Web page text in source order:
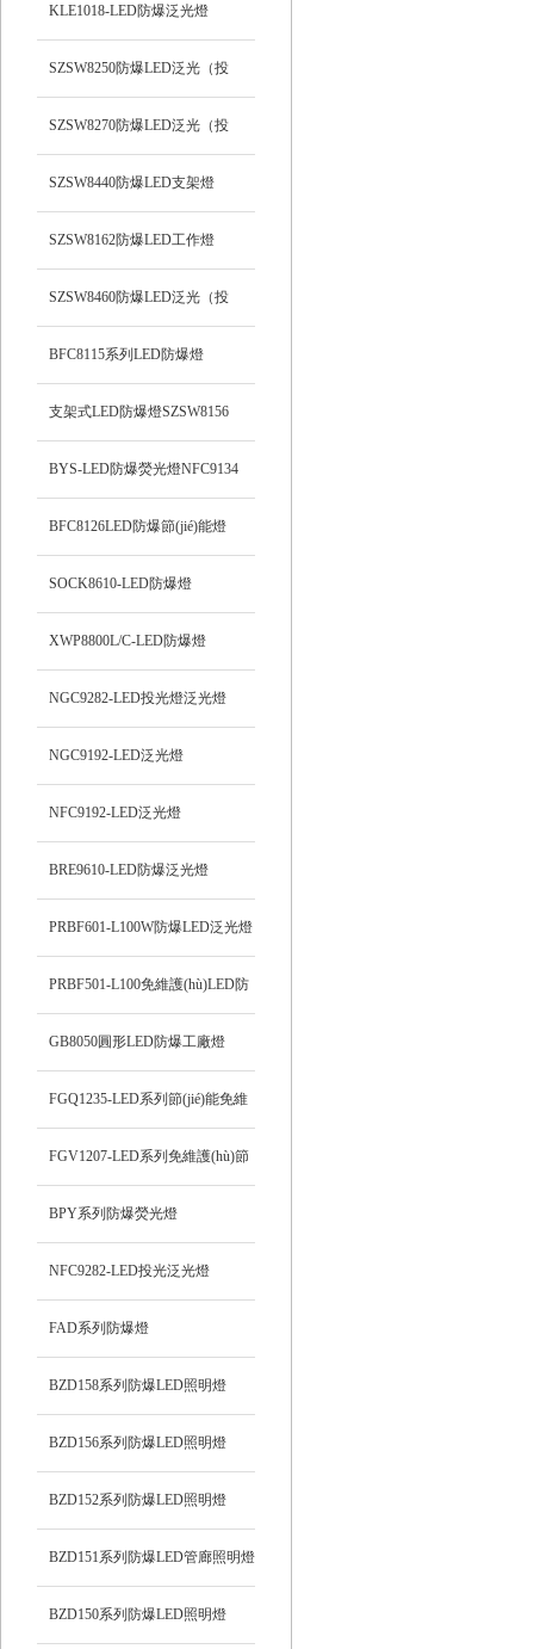
支架式
KLE1018-LED防爆泛光燈
SZSW8250防爆LED泛光（投
光）工作燈
SZSW8270防爆LED泛光（投
光）燈
SZSW8440防爆LED支架燈
SZSW8162防爆LED工作燈
SZSW8460防爆LED泛光（投
光）工作燈
BFC8115系列LED防爆燈
支架式LED防爆燈SZSW8156
BYS-LED防爆熒光燈NFC9134
BFC8126LED防爆節(jié)能燈
SOCK8610-LED防爆燈
XWP8800L/C-LED防爆燈
NGC9282-LED投光燈泛光燈
NGC9192-LED泛光燈
NFC9192-LED泛光燈
BRE9610-LED防爆泛光燈
PRBF601-L100W防爆LED泛光燈
PRBF501-L100免維護(hù)LED防
爆投光燈
GB8050圓形LED防爆工廠燈
FGQ1235-LED系列節(jié)能免維
護(hù)防爆投光燈
FGV1207-LED系列免維護(hù)節
(jié)能防爆燈
BPY系列防爆熒光燈
NFC9282-LED投光泛光燈
FAD系列防爆燈
BZD158系列防爆LED照明燈
BZD156系列防爆LED照明燈
BZD152系列防爆LED照明燈
BZD151系列防爆LED管廊照明燈
BZD150系列防爆LED照明燈